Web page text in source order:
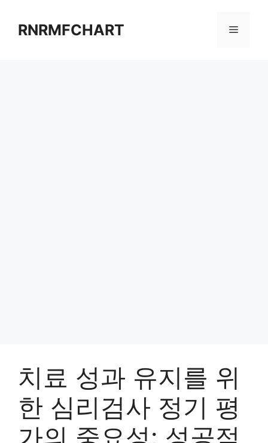
RNRMFCHART 메
치료 성과 유지를 위
한 심리검사 정기 평
가의 중요성: 성공적